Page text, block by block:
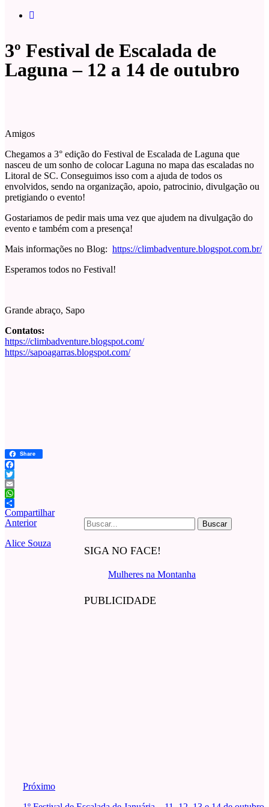
3º Festival de Escalada de
Laguna – 12 a 14 de outubro
Amigos
Chegamos a 3° edição do Festival de Escalada de Laguna que
nasceu de um sonho de colocar Laguna no mapa das escaladas no
Litoral de SC. Conseguimos isso com a ajuda de todos os
envolvidos, sendo na organização, apoio, patrocinio, divulgação ou
pretigiando o evento!
Gostariamos de pedir mais uma vez que ajudem na divulgação do
evento e também com a presença!
Mais informações no Blog: https://climbadventure.blogspot.com.br/
Esperamos todos no Festival!
Grande abraço, Sapo
Contatos:
https://climbadventure.blogspot.com/
https://sapoagarras.blogspot.com/
Share
Facebook
Twitter
Email
WhatsApp
Compartilhar
Buscar
por:
SIGA NO FACE!
Mulheres na Montanha
PUBLICIDADE
Anterior
Alice Souza
Próximo